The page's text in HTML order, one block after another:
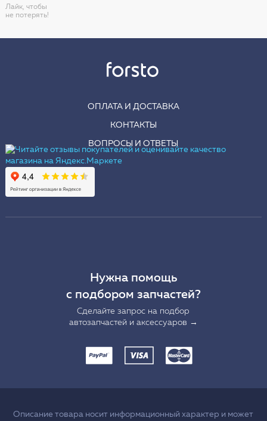
Лайк, чтобы
не потерять!
ОПЛАТА И ДОСТАВКА
КОНТАКТЫ
ВОПРОСЫ И ОТВЕТЫ
Нужна помощь
с подбором запчастей?
Сделайте запрос на подбор
автозапчастей и аксессуаров →
Описание товара носит информационный характер и может